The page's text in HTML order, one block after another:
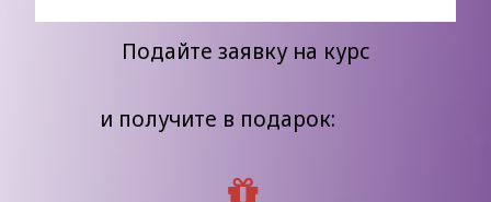
Подайте заявку на курс
и получите в подарок:
До 85% при условии хорошей